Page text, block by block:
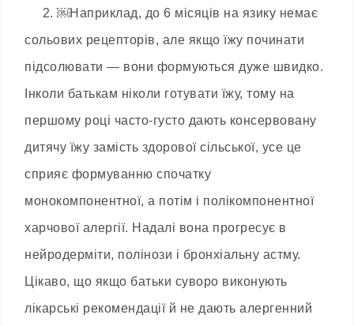
2. ￼Наприклад, до 6 місяців на язику немає
сольових рецепторів, але якщо їжу починати
підсолювати — вони формуються дуже швидко.
Інколи батькам ніколи готувати їжу, тому на
першому році часто-густо дають консервовану
дитячу їжу замість здорової сільської, усе це
сприяє формуванню спочатку
монокомпонентної, а потім і полікомпонентної
харчової алергії. Надалі вона прогресує в
нейродерміти, полінози і бронхіальну астму.
Цікаво, що якщо батьки суворо виконують
лікарські рекомендації й не дають алергенний